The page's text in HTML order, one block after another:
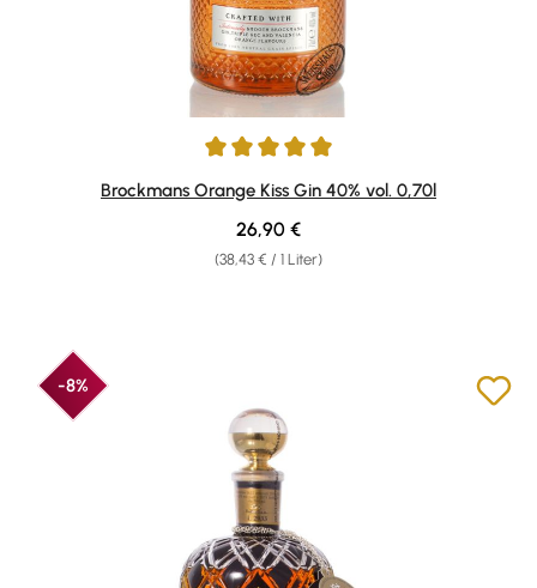
Durchschnittliche Bewertung von 5 von 5 Sternen
Brockmans Orange Kiss Gin 40% vol. 0,70l
(38,43 € / 1 Liter)
Regulärer Preis:
26,90 €
-8%